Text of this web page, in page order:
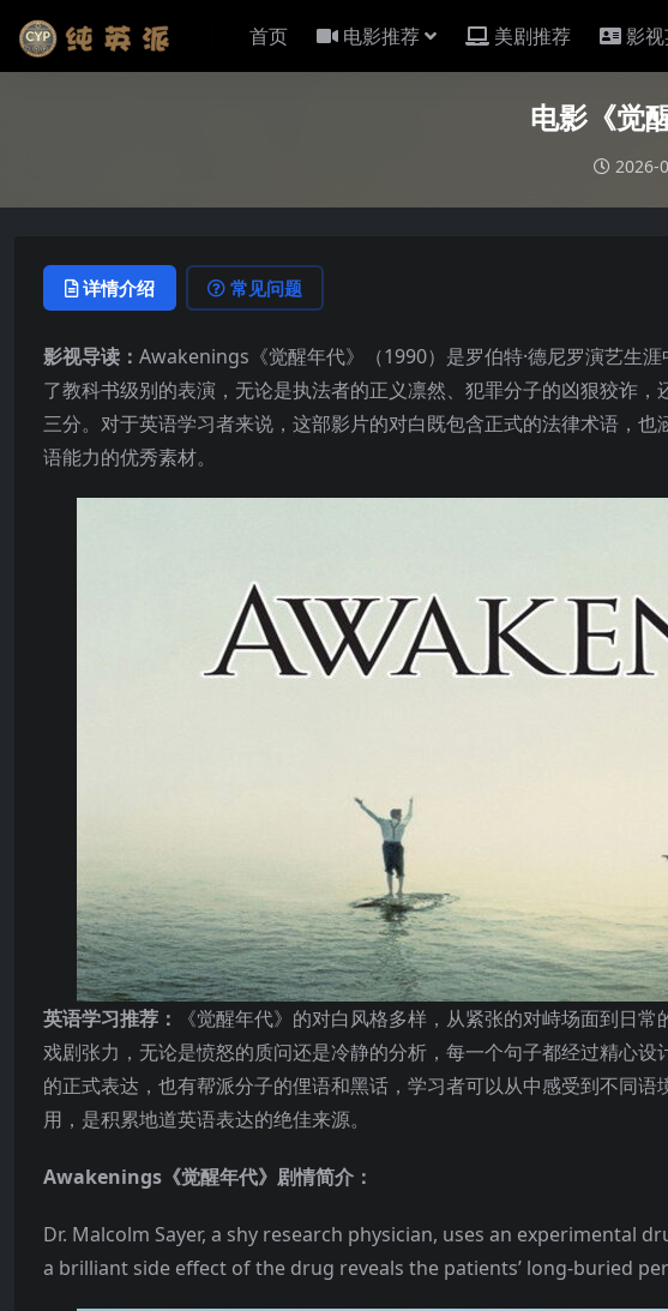
首页 电影推荐 美剧推荐 影
电影《觉
2026-
详情介绍 常见问题
影视导读： Awakenings《觉醒年代》（1990）是罗伯特·德尼罗演艺生
了教科书级别的表演，无论是执法者的正义凛然、犯罪分子的凶狠狡诈
三分。对于英语学习者来说，这部影片的对白既包含正式的法律术语，
语能力的优秀素材。
英语学习推荐：
《觉醒年代》的对白风格多样，从紧张的对峙场面到日
戏剧张力，无论是愤怒的质问还是冷静的分析，每一个句子都经过精心
的正式表达，也有帮派分子的俚语和黑话，学习者可以从中感受到不同
用，是积累地道英语表达的绝佳来源。
Awakenings《觉醒年代》剧情简介：
Dr. Malcolm Sayer, a shy research physician, uses an experimental
a brilliant side effect of the drug reveals the patients’ long-buried